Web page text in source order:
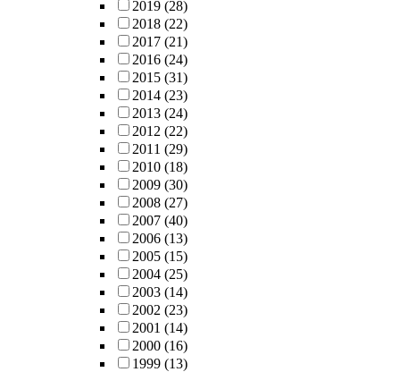
2019 (28)
2018 (22)
2017 (21)
2016 (24)
2015 (31)
2014 (23)
2013 (24)
2012 (22)
2011 (29)
2010 (18)
2009 (30)
2008 (27)
2007 (40)
2006 (13)
2005 (15)
2004 (25)
2003 (14)
2002 (23)
2001 (14)
2000 (16)
1999 (13)